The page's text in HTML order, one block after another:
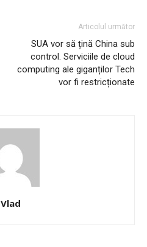
Articolul următor
SUA vor să țină China sub
control. Serviciile de cloud
computing ale giganților Tech
vor fi restricționate
Vlad